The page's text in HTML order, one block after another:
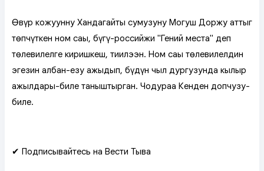
Өвүр кожууннуң Хандагайты сумузунуң Моңгуш Доржу аттыг
төпчүткен ном саңы, бүгү-российжи "Гений места" деп
төлевилелге киришкеш, тиилээн. Ном саңы төлевилелдин
эгезин албан-езу ажыдып, бүдүн чыл дургузунда кылыр
ажылдары-биле таныштырган. Чодураа Кенден допчузу-
биле.
✔ Подписывайтесь на Вести Тыва